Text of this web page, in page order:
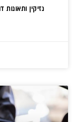
נזיקין